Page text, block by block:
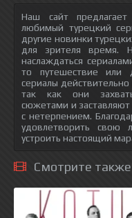
Наш сайт
любимый турецкий
другие новинки
для зрителя время.
наслаждаться
то путешествие или
сериалы действительно
так как они
сюжетами и
с нетерпением.
удовлетворить свою
устроить настоящий
Смотрите также